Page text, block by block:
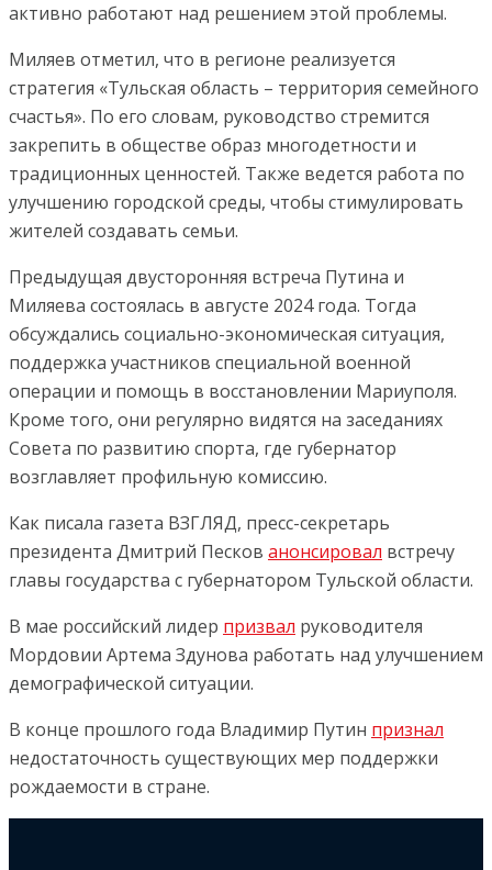
активно работают над решением этой проблемы.
Миляев отметил, что в регионе реализуется
стратегия «Тульская область – территория семейного
счастья». По его словам, руководство стремится
закрепить в обществе образ многодетности и
традиционных ценностей. Также ведется работа по
улучшению городской среды, чтобы стимулировать
жителей создавать семьи.
Предыдущая двусторонняя встреча Путина и
Миляева состоялась в августе 2024 года. Тогда
обсуждались социально-экономическая ситуация,
поддержка участников специальной военной
операции и помощь в восстановлении Мариуполя.
Кроме того, они регулярно видятся на заседаниях
Совета по развитию спорта, где губернатор
возглавляет профильную комиссию.
Как писала газета ВЗГЛЯД, пресс-секретарь
президента Дмитрий Песков анонсировал встречу
главы государства с губернатором Тульской области.
В мае российский лидер призвал руководителя
Мордовии Артема Здунова работать над улучшением
демографической ситуации.
В конце прошлого года Владимир Путин признал
недостаточность существующих мер поддержки
рождаемости в стране.